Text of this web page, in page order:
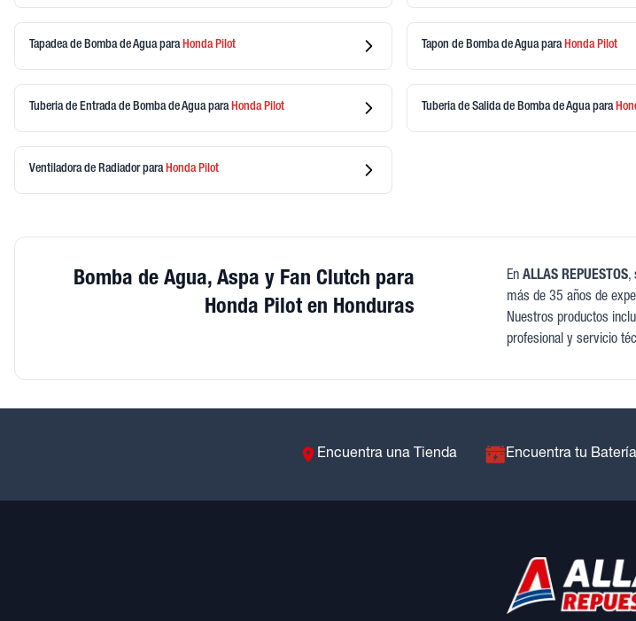
Tapadea de Bomba de Agua paraHondaPilot Tapon de Bomba de Agua paraHondaPilot
Tuberia de Entrada de Bomba de Agua paraHondaPilot Tuberia de Salida de Bomba de Agua para
Ventiladora de Radiador paraHondaPilot
Bomba de Agua, Aspa y Fan Clutch para
Honda Pilot en Honduras
En ALLAS REPUESTOS,
más de 35 años de
Nuestros productos
profesional y servicio
Encuentra una Tienda Encuentra tu Batería